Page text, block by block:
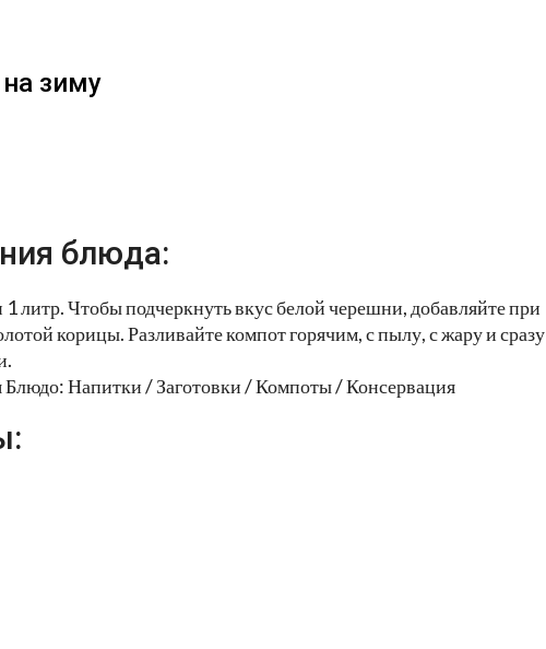
зиму
блюда:
1 литр. Чтобы подчеркнуть вкус белой черешни, добавляйте при
корицы. Разливайте компот горячим, с пылу, с жару и сразу
Напитки / Заготовки / Компоты / Консервация